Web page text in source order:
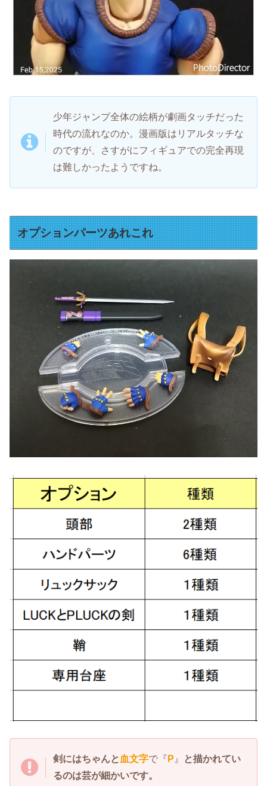
少年ジャンプ全体の絵柄が劇画タッチだった
時代の流れなのか。漫画版はリアルタッチな
のですが、さすがにフィギュアでの完全再現
は難しかったようですね。
オプションパーツあれこれ
剣にはちゃんと血文字で『 P』
と描かれてい
るのは芸が細かいです。